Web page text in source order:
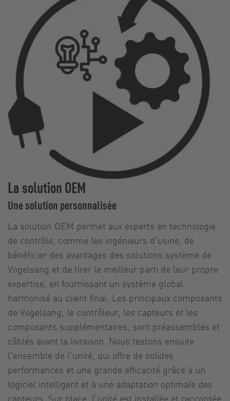
La solution OEM
Une solution personnalisée
La solution OEM permet aux experts en technologie
de contrôle, comme les ingénieurs d'usine, de
bénéficier des avantages des solutions système de
Vogelsang et de tirer le meilleur parti de leur propre
expertise, en fournissant un système global
harmonisé au client final. Les principaux composants
de Vogelsang, le contrôleur, les capteurs et les
composants supplémentaires, sont préassemblés et
câblés avant la livraison. Nous testons ensuite
l'ensemble de l'unité, qui offre de solides
performances et une grande efficacité grâce à un
logiciel intelligent et à une adaptation optimale des
capteurs. Sur place, l'unité est installée et raccordée